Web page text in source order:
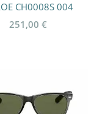
CH0008S 004
251,00€